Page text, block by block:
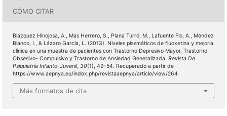
CÓMO CITAR
Blázquez Hinojosa, A., Mas Herrero, S., Plana Turró, M., Lafuente Flo, A., Méndez
Blanco, I., & Lázaro García, L. (2013). Niveles plasmáticos de fluoxetina y mejoría
clínica en una muestra de pacientes con Trastorno Depresivo Mayor, Trastorno
Obsesivo- Compulsivo y Trastorno de Ansiedad Generalizada. Revista De
Psiquiatría Infanto-Juvenil, 30(1), 49–54. Recuperado a partir de
https://www.aepnya.eu/index.php/revistaaepnya/article/view/264
Más formatos de cita